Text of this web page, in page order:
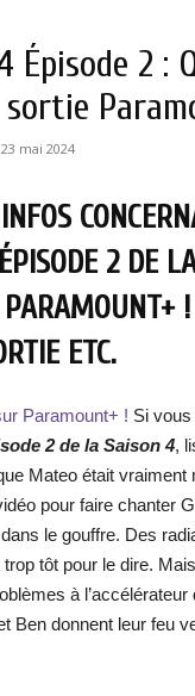
Épisode 2 :
23 mai 2024
2 DE
ETC.
Paramount+ ! Si
2 de la Saison 4,
Mateo était vraiment
pour faire chanter
le gouffre. Des
tôt pour le dire.
à l’accélérateur
Ben donnent leur feu